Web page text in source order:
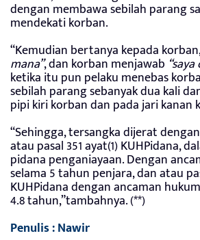
dengan membawa sebilah parang
mendekati korban.
“Kemudian bertanya kepada
mana”, dan korban menjawab
ketika itu pun pelaku menebas
sebilah parang sebanyak dua kali
pipi kiri korban dan pada jari kanan
“Sehingga, tersangka dijerat
atau pasal 351 ayat(1) KUHPidana,
pidana penganiayaan. Dengan
selama 5 tahun penjara, dan atau
KUHPidana dengan ancaman
4.8 tahun,”tambahnya. (**)
Penulis : Nawir